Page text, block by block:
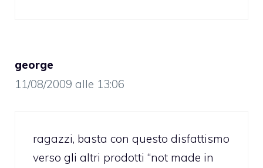
george
11/08/2009 alle 13:06
ragazzi, basta con questo disfattismo
verso gli altri prodotti “not made in